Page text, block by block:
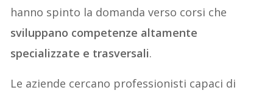
hanno spinto la domanda verso corsi che
sviluppano competenze altamente
specializzate e trasversali.
Le aziende cercano professionisti capaci di